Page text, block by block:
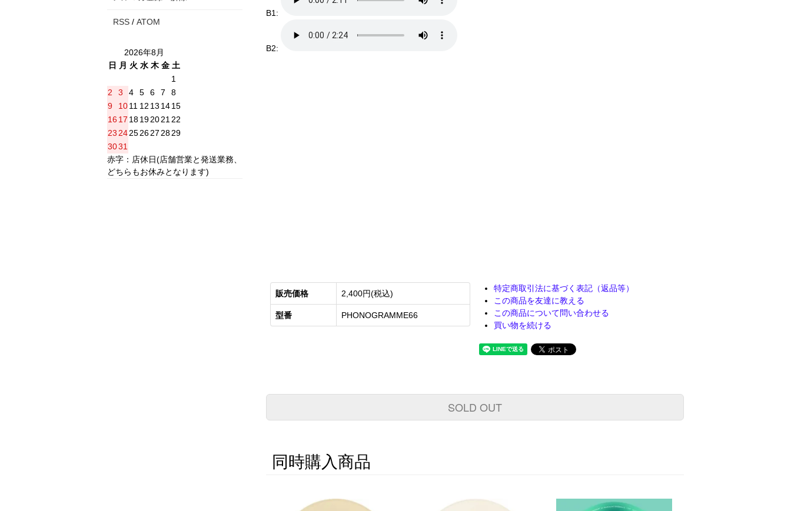
B1:
B2:
販売価格 2,400円(税込)
型番 PHONOGRAMME66
特定商取引法に基づく表記（返品等）
この商品を友達に教える
この商品について問い合わせる
買い物を続ける
SOLD OUT
同時購入商品
RSS / ATOM
2026年8月
日
月 火 水 木 金 土
1
2
3 4 5 6 7
8
9
1011 12 13 1415
16 17 18192021 22
23 24252627 2829
3031
赤字：店休日(店舗営業と発送業務、
どちらもお休みとなります)